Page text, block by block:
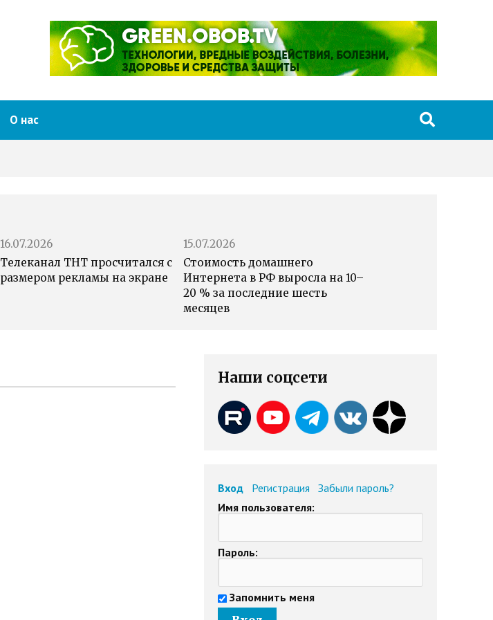
О нас
16.07.2026
Телеканал ТНТ просчитался с
размером рекламы на экране
15.07.2026
Стоимость домашнего
Интернета в РФ выросла на 10–
20 % за последние шесть
месяцев
Наши соцсети
Вход Регистрация
Забыли пароль?
Имя пользователя:
Пароль:
Запомнить меня